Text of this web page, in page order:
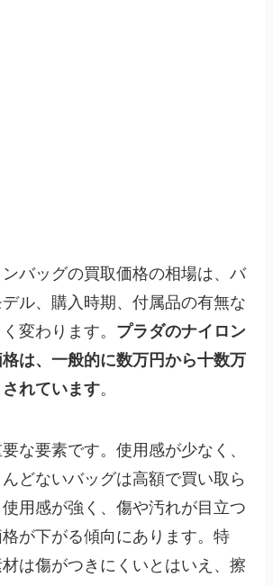
バッグの買取価格の相場は、バ
ル、購入時期、付属品の有無な
変わります。 プラダのナイロン
は、一般的に数万円から十数万
れています。
な要素です。使用感が少なく、
どないバッグは高額で買い取ら
用感が強く、傷や汚れが目立つ
が下がる傾向にあります。特
は傷がつきにくいとはいえ、擦